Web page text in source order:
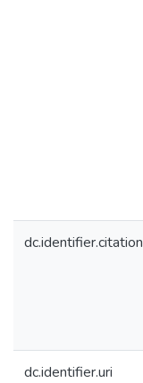
dc.identifier.citation
dc.identifier.uri